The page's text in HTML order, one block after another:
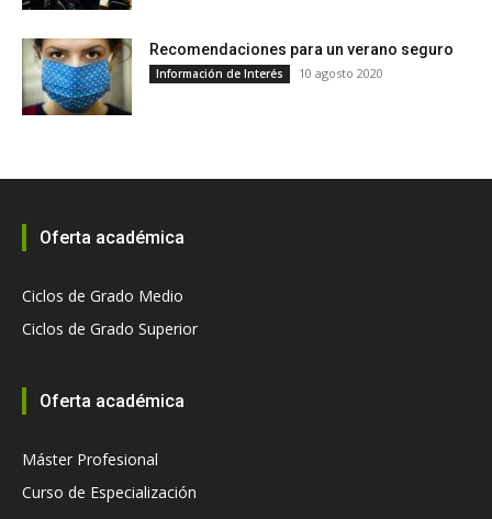
Recomendaciones para un verano seguro
Información de Interés 10 agosto 2020
Oferta académica
Ciclos de Grado Medio
Ciclos de Grado Superior
Oferta académica
Máster Profesional
Curso de Especialización